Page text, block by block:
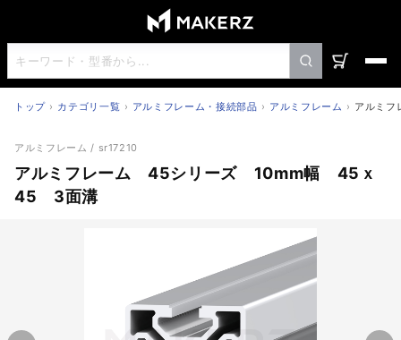
トップ カテゴリ一覧 アルミフレーム・接続部品 アルミフレーム アルミ
アルミフレーム / sr17210
アルミフレーム 45シリーズ 10mm幅 45ｘ
45 3面溝